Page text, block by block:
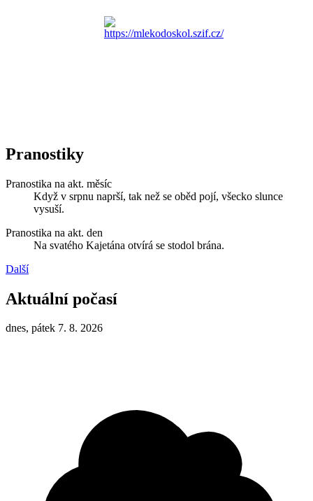
Pranostiky
Pranostika na akt. měsíc
Když v srpnu naprší, tak než se oběd pojí, všecko slunce
vysuší.
Pranostika na akt. den
Na svatého Kajetána otvírá se stodol brána.
Další
Aktuální počasí
dnes, pátek 7. 8. 2026